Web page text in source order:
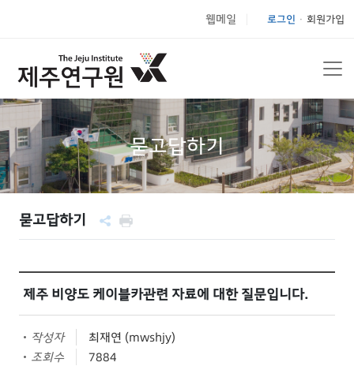
웹메일 로그인 회원가입
묻고답하기
묻고답하기
제주 비양도 케이블카관련 자료에 대한 질문입니다.
작성자
최재연 (mwshjy)
조회수
7884